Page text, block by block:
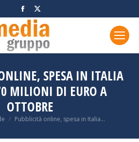
Facebook
page
opens
in
window
page
opens
in
window
SPESA IN ITALIA
MILIONI DI EURO A
OTTOBRE
Pubblicità online, spesa in Italia…